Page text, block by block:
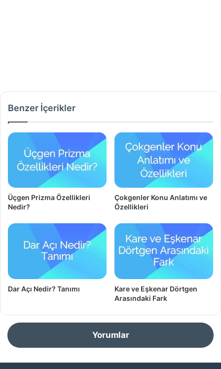
Benzer İçerikler
Üçgen Prizma Özellikleri
Nedir?
Çokgenler Konu Anlatımı ve
Özellikleri
Dar Açı Nedir? Tanımı
Kare ve Eşkenar Dörtgen
Arasındaki Fark
Yorumlar